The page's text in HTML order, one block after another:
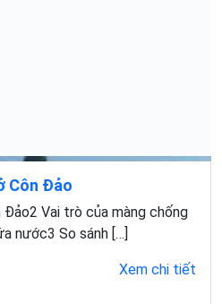
Côn Đảo
Vai trò của màng chống
nước3 So sánh […]
Xem chi tiết